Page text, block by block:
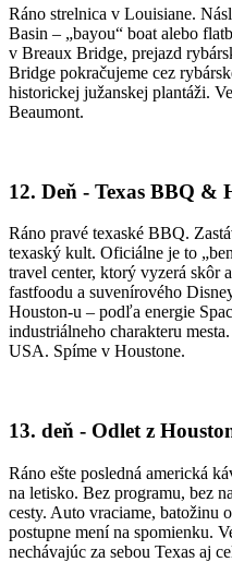
Ráno strelnica v Louisiane.
Basin – „bayou“ boat alebo
v Breaux Bridge, prejazd
Bridge pokračujeme cez
historickej južanskej plantáži.
Beaumont.
12. Deň - Texas BBQ &
Ráno pravé texaské BBQ.
texaský kult. Oficiálne je to
travel center, ktorý vyzerá skôr
fastfoodu a suvenírového
Houston-u – podľa energie
industriálneho charakteru
USA. Spíme v Houstone.
13. deň - Odlet z
Ráno ešte posledná americká
na letisko. Bez programu, bez
cesty. Auto vraciame, batožinu
postupne mení na spomienku.
nechávajúc za sebou Texas aj